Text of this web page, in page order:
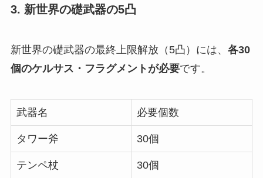
3. 新世界の礎武器の5凸
新世界の礎武器の最終上限解放（5凸）には、 各30
個のケルサス・フラグメントが必要です。
武器名 必要個数
タワー斧 30個
テンペ杖 30個